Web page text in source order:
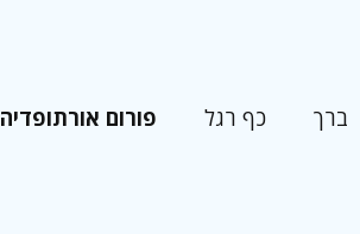
ברך כף רגל פורום אורתופדיה